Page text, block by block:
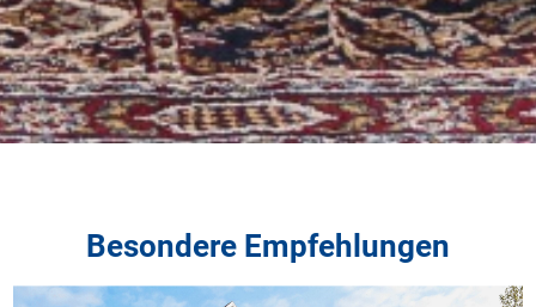
Besondere Empfehlungen